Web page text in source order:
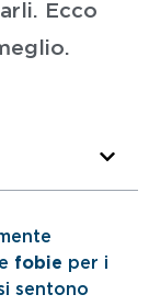
Ecco
fobie per i
sentono